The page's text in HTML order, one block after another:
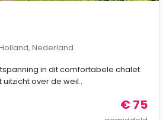
Nederland
in dit comfortabele chalet
over de weil..
€ 75